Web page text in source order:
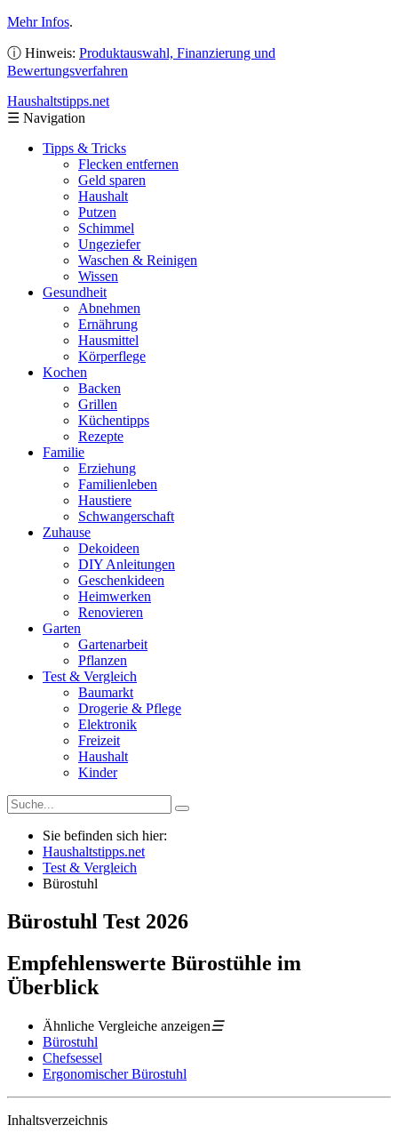
Mehr Infos.
ⓘ Hinweis: Produktauswahl, Finanzierung und
Bewertungsverfahren
Haushaltstipps.net
☰ Navigation
Tipps & Tricks
Flecken entfernen
Geld sparen
Haushalt
Putzen
Schimmel
Ungeziefer
Waschen & Reinigen
Wissen
Gesundheit
Abnehmen
Ernährung
Hausmittel
Körperflege
Kochen
Backen
Grillen
Küchentipps
Rezepte
Familie
Erziehung
Familienleben
Haustiere
Schwangerschaft
Zuhause
Dekoideen
DIY Anleitungen
Geschenkideen
Heimwerken
Renovieren
Garten
Gartenarbeit
Pflanzen
Test & Vergleich
Baumarkt
Drogerie & Pflege
Elektronik
Freizeit
Haushalt
Kinder
Sie befinden sich hier:
Haushaltstipps.net
Test & Vergleich
Bürostuhl
Bürostuhl Test 2026
Empfehlenswerte Bürostühle im
Überblick
Ähnliche Vergleiche anzeigen☰
Bürostuhl
Chefsessel
Ergonomischer Bürostuhl
Inhaltsverzeichnis